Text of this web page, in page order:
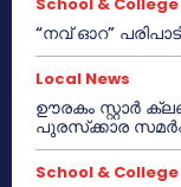
“നവ് ഓറ”
Local News
ഊരകം സ്റ്റാർ
പുരസ്‌ക്കാര
School & College